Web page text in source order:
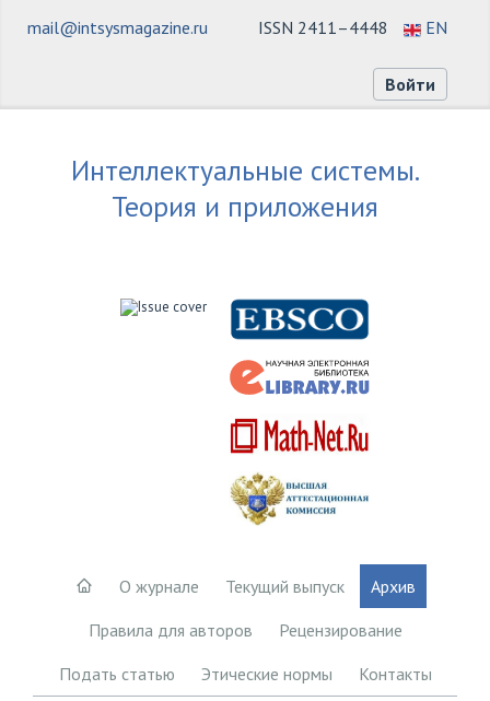
ISSN 2411–4448 EN
mail@intsysmagazine.ru
Войти
Интеллектуальные системы.
Теория и приложения
О журнале Текущий выпуск
Архив
Правила для авторов
Рецензирование
Подать статью
Этические нормы Контакты